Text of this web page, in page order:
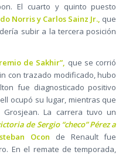
El cuarto y quinto puesto
Norris y Carlos Sainz Jr., que
subir a la tercera posición
de Sakhir”, que se corrió
con trazado modificado, hubo
fue diagnosticado positivo
ocupó su lugar, mientras que
La carrera tuvo un
de Sergio “checo” Pérez a
Ocon de Renault fue
En el remate de temporada,